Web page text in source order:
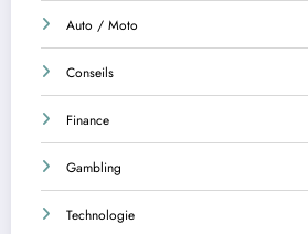
Auto / Moto
Conseils
Finance
Gambling
Technologie